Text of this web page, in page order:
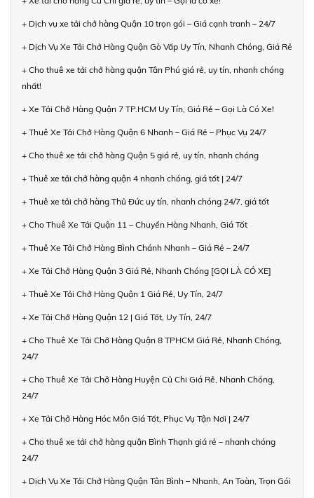
+ Dịch vụ xe tải chở hàng Quận 10 trọn gói – Giá cạnh tranh – 24/7
+ Dịch Vụ Xe Tải Chở Hàng Quận Gò Vấp Uy Tín, Nhanh Chóng, Giá Rẻ
+ Cho thuê xe tải chở hàng quận Tân Phú giá rẻ, uy tín, nhanh chóng
nhất!
+ Xe Tải Chở Hàng Quận 7 TP.HCM Uy Tín, Giá Rẻ – Gọi Là Có Xe!
+ Thuê Xe Tải Chở Hàng Quận 6 Nhanh – Giá Rẻ – Phục Vụ 24/7
+ Cho thuê xe tải chở hàng Quận 5 giá rẻ, uy tín, nhanh chóng
+ Thuê xe tải chở hàng quận 4 nhanh chóng, giá tốt | 24/7
+ Thuê xe tải chở hàng Thủ Đức uy tín, nhanh chóng 24/7, giá tốt
+ Cho Thuê Xe Tải Quận 11 – Chuyển Hàng Nhanh, Giá Tốt
+ Thuê Xe Tải Chở Hàng Bình Chánh Nhanh – Giá Rẻ – 24/7
+ Xe Tải Chở Hàng Quận 3 Giá Rẻ, Nhanh Chóng [GỌI LÀ CÓ XE]
+ Thuê Xe Tải Chở Hàng Quận 1 Giá Rẻ, Uy Tín, 24/7
+ Xe Tải Chở Hàng Quận 12 | Giá Tốt, Uy Tín, 24/7
+ Cho Thuê Xe Tải Chở Hàng Quận 8 TPHCM Giá Rẻ, Nhanh Chóng,
24/7
+ Cho Thuê Xe Tải Chở Hàng Huyện Củ Chi Giá Rẻ, Nhanh Chóng,
24/7
+ Xe Tải Chở Hàng Hóc Môn Giá Tốt, Phục Vụ Tận Nơi | 24/7
+ Cho thuê xe tải chở hàng quận Bình Thạnh giá rẻ – nhanh chóng
24/7
+ Dịch Vụ Xe Tải Chở Hàng Quận Tân Bình – Nhanh, An Toàn, Trọn Gói